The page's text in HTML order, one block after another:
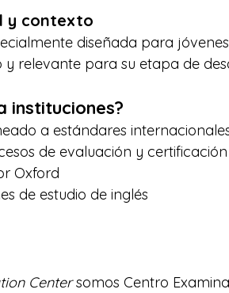
y contexto
diseñada para jóvenes
relevante para su etapa de
instituciones?
a estándares
de evaluación y certificación
Oxford
de estudio de inglés
Center somos Centro